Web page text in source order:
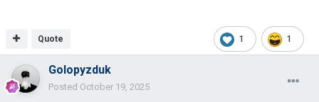
1 1
Quote
Golopyzduk
Posted October 19, 2025